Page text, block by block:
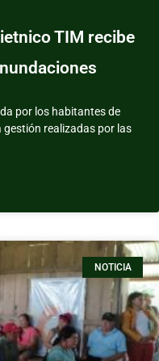
TIM recibe
por los habitantes de
gestión realizadas por las
NOTICIA